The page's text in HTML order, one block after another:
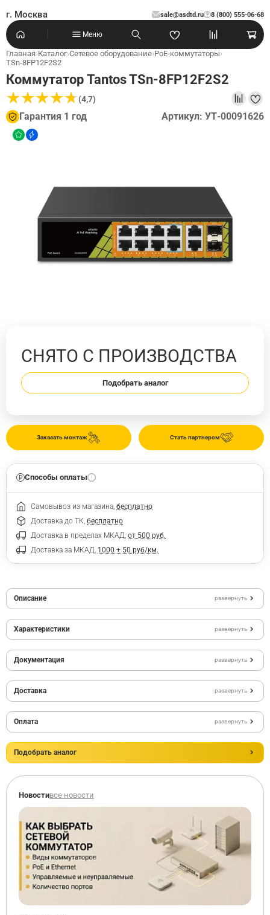
г. Москва sale@asdtd.ru 8 (800) 555-06-68
?
Меню
Главная›Каталог›Сетевое оборудование›PoE-коммутаторы›
TSn-8FP12F2S2
Коммутатор Tantos TSn-8FP12F2S2
★★★★★
★★★★★(4,7)
Гарантия 1 год Артикул: УТ-00091626
Стать партнером
Заказать монтаж
СНЯТО С ПРОИЗВОДСТВА
Подобрать аналог
Способы оплаты
Самовывоз из магазина, бесплатно
Доставка до ТК, бесплатно
Доставка в пределах МКАД, от 500 руб.
Доставка за МКАД, 1000 + 50 руб/км.
Описание развернуть
Характеристики развернуть
Документация развернуть
Доставка развернуть
Оплата развернуть
Подобрать аналог
Новостивсе новости